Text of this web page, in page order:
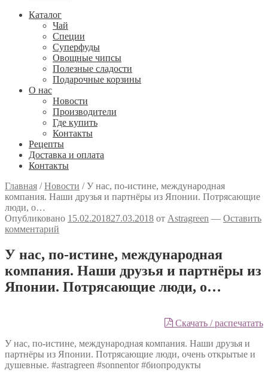
Каталог
Чай
Специи
Cуперфуды
Овощные чипсы
Полезные сладости
Подарочные корзины
О нас
Новости
Производители
Где купить
Контакты
Рецепты
Доставка и оплата
Контакты
Главная /Новости /У нас, по-истине, международная
компания. Наши друзья и партнёры из Японии. Потрясающие
люди, о…
Опубликовано 15.02.201827.03.2018 от Astragreen — Оставить
комментарий
У нас, по-истине, международная
компания. Наши друзья и партнёры из
Японии. Потрясающие люди, о…
Скачать / распечатать
У нас, по-истине, международная компания. Наши друзья и
партнёры из Японии. Потрясающие люди, очень открытые и
душевные. #astragreen #sonnentor #биопродукты